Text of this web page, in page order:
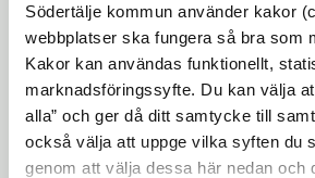
Södertälje kommun använder kakor
webbplatser ska fungera så bra som
Kakor kan användas funktionellt,
marknadsföringssyfte. Du kan välja
alla” och ger då ditt samtycke till
också välja att uppge vilka syften du
genom att välja dessa här nedan och
näringslivspolitiken
Stärka den gröna
kommunen vidtar
för miljö och klimat
Hålla ordning och reda i